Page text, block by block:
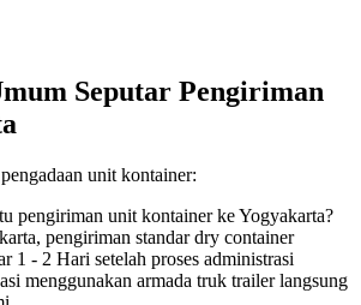
Seputar Pengiriman
unit kontainer:
pengiriman unit kontainer ke Yogyakarta?
pengiriman standar dry container
1 - 2 Hari setelah proses administrasi
menggunakan armada truk trailer langsung